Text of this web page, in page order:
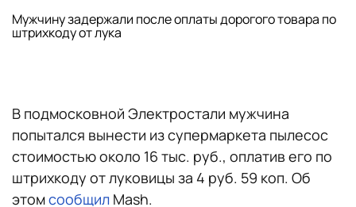
Мужчину задержали после оплаты дорогого товара по
штрихкоду от лука
В подмосковной Электростали мужчина
попытался вынести из супермаркета пылесос
стоимостью около 16 тыс. руб., оплатив его по
штрихкоду от луковицы за 4 руб. 59 коп. Об
этомсообщил Mash.